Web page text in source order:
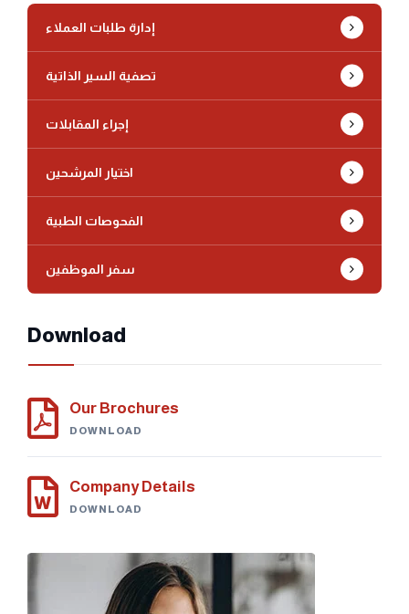
إدارة طلبات العملاء
تصفية السير الذاتية
إجراء المقابلات
اختيار المرشحين
الفحوصات الطبية
سفر الموظفين
Download
Our Brochures
DOWNLOAD
Company Details
DOWNLOAD